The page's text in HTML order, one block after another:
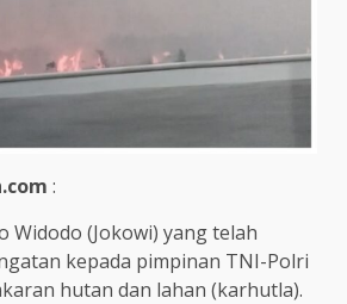
:
Widodo (Jokowi) yang telah
kepada pimpinan TNI-Polri
hutan dan lahan (karhutla).